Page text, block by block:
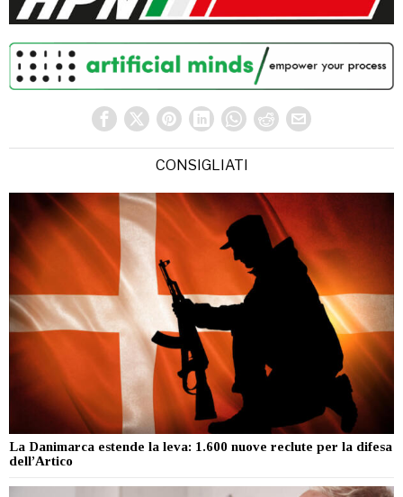
CONSIGLIATI
La Danimarca estende la leva: 1.600 nuove reclute per la difesa
dell’Artico